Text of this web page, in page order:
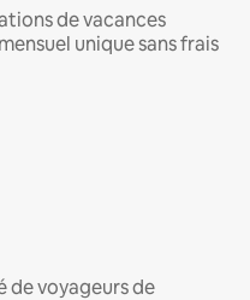
de vacances
unique sans frais
de voyageurs de